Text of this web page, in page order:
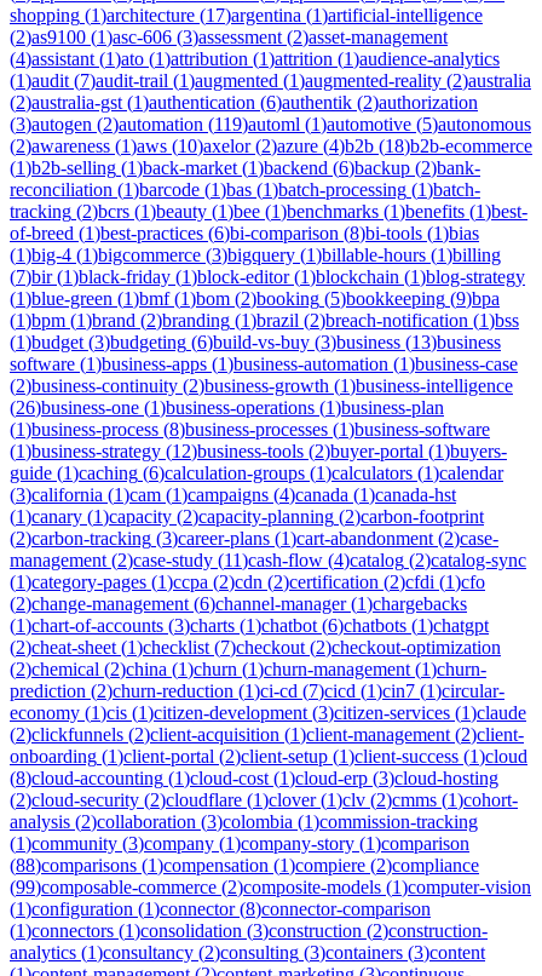
shopping (1)architecture (17)argentina (1)artificial-intelligence
(2)as9100 (1)asc-606 (3)assessment (2)asset-management
(4)assistant (1)ato (1)attribution (1)attrition (1)audience-analytics
(1)audit (7)audit-trail (1)augmented (1)augmented-reality (2)australia
(2)australia-gst (1)authentication (6)authentik (2)authorization
(3)autogen (2)automation (119)automl (1)automotive (5)autonomous
(2)awareness (1)aws (10)axelor(2)azure (4)b2b (18)b2b-ecommerce
(1)b2b-selling (1)back-market (1)backend (6)backup (2)bank-
reconciliation (1)barcode (1)bas (1)batch-processing (1)batch-
tracking (2)bcrs (1)beauty (1)bee (1)benchmarks (1)benefits (1)best-
of-breed (1)best-practices (6)bi-comparison (8)bi-tools (1)bias
(1)big-4 (1)bigcommerce (3)bigquery (1)billable-hours (1)billing
(7)bir(1)black-friday (1)block-editor(1)blockchain (1)blog-strategy
(1)blue-green (1)bmf(1)bom (2)booking (5)bookkeeping (9)bpa
(1)bpm (1)brand (2)branding (1)brazil (2)breach-notification (1)bss
(1)budget (3)budgeting (6)build-vs-buy (3)business (13)business
software (1)business-apps (1)business-automation (1)business-case
(2)business-continuity (2)business-growth (1)business-intelligence
(26)business-one (1)business-operations (1)business-plan
(1)business-process (8)business-processes (1)business-software
(1)business-strategy (12)business-tools (2)buyer-portal (1)buyers-
guide (1)caching (6)calculation-groups (1)calculators (1)calendar
(3)california (1)cam (1)campaigns (4)canada (1)canada-hst
(1)canary (1)capacity (2)capacity-planning (2)carbon-footprint
(2)carbon-tracking (3)career-plans (1)cart-abandonment (2)case-
management (2)case-study (11)cash-flow (4)catalog (2)catalog-sync
(1)category-pages (1)ccpa (2)cdn (2)certification (2)cfdi (1)cfo
(2)change-management (6)channel-manager(1)chargebacks
(1)chart-of-accounts (3)charts (1)chatbot (6)chatbots (1)chatgpt
(2)cheat-sheet (1)checklist (7)checkout (2)checkout-optimization
(2)chemical (2)china (1)churn (1)churn-management (1)churn-
prediction (2)churn-reduction (1)ci-cd (7)cicd (1)cin7 (1)circular-
economy (1)cis (1)citizen-development (3)citizen-services (1)claude
(2)clickfunnels (2)client-acquisition (1)client-management (2)client-
onboarding (1)client-portal (2)client-setup (1)client-success (1)cloud
(8)cloud-accounting (1)cloud-cost (1)cloud-erp (3)cloud-hosting
(2)cloud-security (2)cloudflare (1)clover(1)clv (2)cmms (1)cohort-
analysis (2)collaboration (3)colombia (1)commission-tracking
(1)community (3)company (1)company-story (1)comparison
(88)comparisons (1)compensation (1)compiere (2)compliance
(99)composable-commerce (2)composite-models (1)computer-vision
(1)configuration (1)connector(8)connector-comparison
(1)connectors (1)consolidation (3)construction (2)construction-
analytics (1)consultancy (2)consulting (3)containers (3)content